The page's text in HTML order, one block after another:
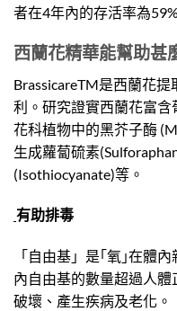
者在4年內的存活率為
西蘭花精華能幫助甚
BrassicareTM是西蘭花
利。研究證實西蘭花富含
花科植物中的黑芥子酶
生成蘿蔔硫素
(Isothiocyanate)等。
有助排毒
「自由基」是｢氧｣在體
內自由基的數量超過人
破壞、產生疾病及老化。